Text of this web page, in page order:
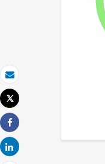
Email
Imprimer
Tweet
Share
Share